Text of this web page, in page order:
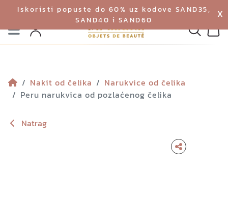
Iskoristi popuste do 60% uz kodove SAND35,
SAND40 i SAND60
X
Izbornik
Profil
Nakit od čelika
Narukvice od čelika
Peru narukvica od pozlaćenog čelika
Natrag